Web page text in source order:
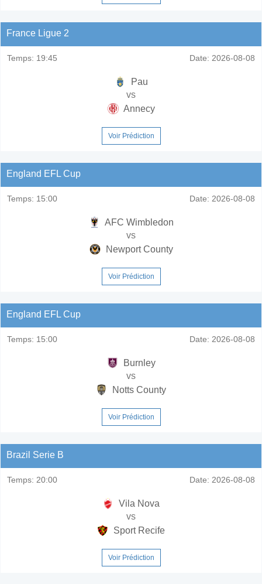
France Ligue 2
Temps: 19:45 Date: 2026-08-08
Pau
vs
Annecy
Voir Prédiction
England EFL Cup
Temps: 15:00 Date: 2026-08-08
AFC Wimbledon
vs
Newport County
Voir Prédiction
England EFL Cup
Temps: 15:00 Date: 2026-08-08
Burnley
vs
Notts County
Voir Prédiction
Brazil Serie B
Temps: 20:00 Date: 2026-08-08
Vila Nova
vs
Sport Recife
Voir Prédiction